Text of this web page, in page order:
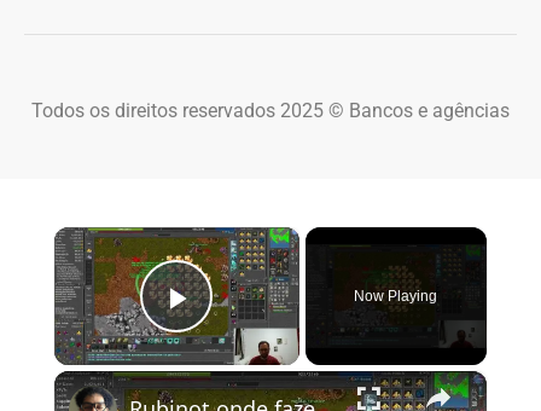
Todos os direitos reservados 2025 © Bancos e agências
×
Play Video
Now Playing
×